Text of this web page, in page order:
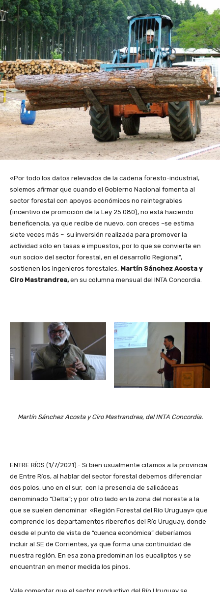
«Por todo los datos relevados de la cadena foresto-industrial,
solemos afirmar que cuando el Gobierno Nacional fomenta al
sector forestal con apoyos económicos no reintegrables
(incentivo de promoción de la Ley 25.080), no está haciendo
beneficencia, ya que recibe de nuevo, con creces –se estima
siete veces más – su inversión realizada para promover la
actividad sólo en tasas e impuestos, por lo que se convierte en
«un socio» del sector forestal, en el desarrollo Regional”,
sostienen los ingenieros forestales, Martín Sánchez Acosta y
Ciro Mastrandrea,en su columna mensual del INTA Concordia.
Martín Sánchez Acosta y Ciro Mastrandrea, del INTA Concordia.
ENTRE RÍOS (1/7/2021).- Si bien usualmente citamos a la provincia
de Entre Ríos, al hablar del sector forestal debemos diferenciar
dos polos, uno en el sur, con la presencia de salicáceas
denominado “Delta”; y por otro lado en la zona del noreste a la
que se suelen denominar «Región Forestal del Río Uruguay» que
comprende los departamentos ribereños del Río Uruguay, donde
desde el punto de vista de “cuenca económica” deberíamos
incluir al SE de Corrientes, ya que forma una continuidad de
nuestra región. En esa zona predominan los eucaliptos y se
encuentran en menor medida los pinos.